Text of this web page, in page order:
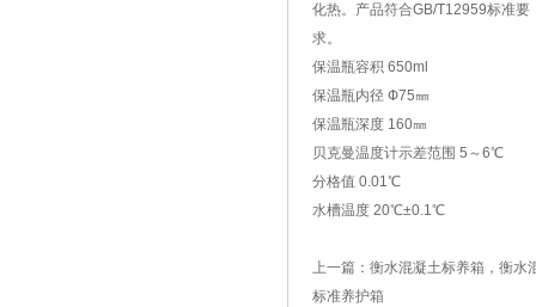
化热。产品符合GB/T12959标准要
求。
保温瓶容积 650ml
保温瓶内径 Ф75㎜
保温瓶深度 160㎜
贝克曼温度计示差范围 5～6℃
分格值 0.01℃
水槽温度 20℃±0.1℃
上一篇： 衡水混凝土标养箱，衡水
标准养护箱